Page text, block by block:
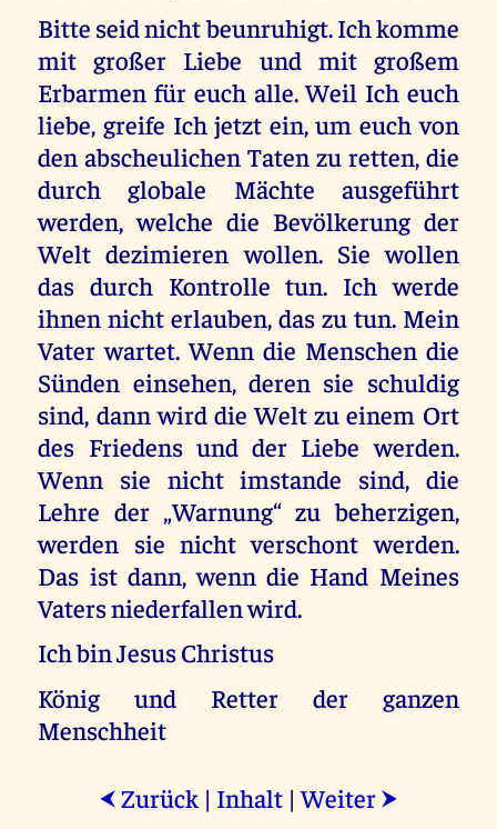
Bitte seid nicht beunruhigt. Ich komme
mit großer Liebe und mit großem
Erbarmen für euch alle. Weil Ich euch
liebe, greife Ich jetzt ein, um euch von
den abscheulichen Taten zu retten, die
durch globale Mächte ausgeführt
werden, welche die Bevölkerung der
Welt dezimieren wollen. Sie wollen
das durch Kontrolle tun. Ich werde
ihnen nicht erlauben, das zu tun. Mein
Vater wartet. Wenn die Menschen die
Sünden einsehen, deren sie schuldig
sind, dann wird die Welt zu einem Ort
des Friedens und der Liebe werden.
Wenn sie nicht imstande sind, die
Lehre der „Warnung“ zu beherzigen,
werden sie nicht verschont werden.
Das ist dann, wenn die Hand Meines
Vaters niederfallen wird.
Ich bin Jesus Christus
König und Retter der ganzen
Menschheit
⮜ Zurück | Inhalt |Weiter ⮞